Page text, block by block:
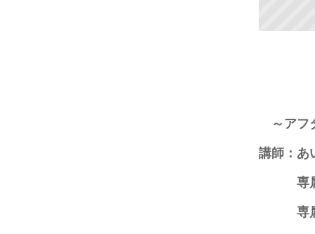
～アフ
講師：あ
専属
専属